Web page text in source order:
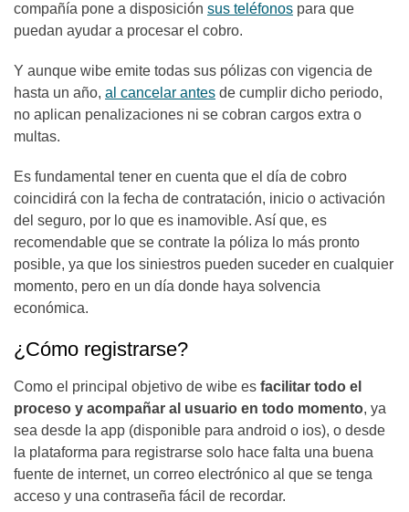
compañía pone a disposición sus teléfonos para que
puedan ayudar a procesar el cobro.
Y aunque wibe emite todas sus pólizas con vigencia de
hasta un año, al cancelar antes de cumplir dicho periodo,
no aplican penalizaciones ni se cobran cargos extra o
multas.
Es fundamental tener en cuenta que el día de cobro
coincidirá con la fecha de contratación, inicio o activación
del seguro, por lo que es inamovible. Así que, es
recomendable que se contrate la póliza lo más pronto
posible, ya que los siniestros pueden suceder en cualquier
momento, pero en un día donde haya solvencia
económica.
¿Cómo registrarse?
Como el principal objetivo de wibe es facilitar todo el
proceso y acompañar al usuario en todo momento, ya
sea desde la app (disponible para android o ios), o desde
la plataforma para registrarse solo hace falta una buena
fuente de internet, un correo electrónico al que se tenga
acceso y una contraseña fácil de recordar.